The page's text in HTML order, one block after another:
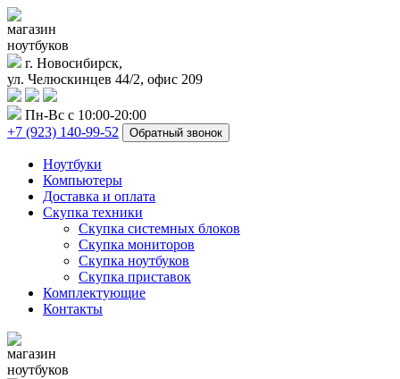
магазин
ноутбуков
г. Новосибирск,
ул. Челюскинцев 44/2, офис 209
Пн-Вс с 10:00-20:00
+7 (923) 140-99-52
Обратный звонок
Ноутбуки
Компьютеры
Доставка и оплата
Скупка техники
Скупка системных блоков
Скупка мониторов
Скупка ноутбуков
Скупка приставок
Комплектующие
Контакты
магазин
ноутбуков